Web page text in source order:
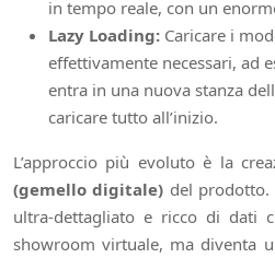
in tempo reale, con un
Lazy Loading: Caricare i
effettivamente necessari, ad
entra in una nuova stanza
caricare tutto all’inizio.
L’approccio più evoluto è la
(gemello digitale) del
ultra-dettagliato e ricco di dati
showroom virtuale, ma diventa